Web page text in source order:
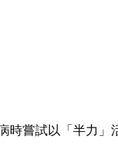
嘗試以「半力」